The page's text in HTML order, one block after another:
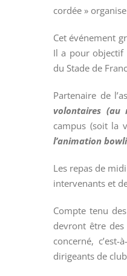
cordée »
Cet événement
Il a pour objectif
du Stade de
Partenaire de
volontaires (au
campus (soit la
l’animation
Les repas de
intervenants et
Compte tenu
devront être
concerné,
dirigeants de